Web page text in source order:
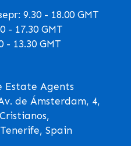
9.30 - 18.00 GMT
- 17.30 GMT
- 13.30 GMT
Estate Agents
de Ámsterdam, 4,
Spain